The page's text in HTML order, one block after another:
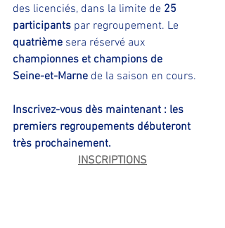
des licenciés, dans la limite de 25
participants par regroupement. Le
quatrième sera réservé aux
championnes et champions de
Seine-et-Marne de la saison en cours.
Inscrivez-vous dès maintenant : les
premiers regroupements débuteront
très prochainement.
INSCRIPTIONS